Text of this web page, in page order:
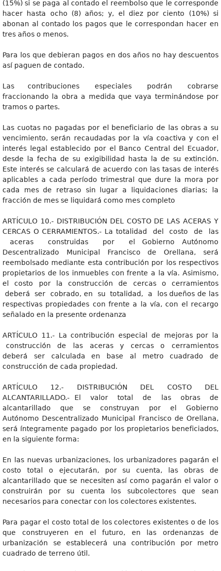
(15%) si se paga al contado el reembolso que le corresponde
hacer hasta ocho (8) años; y, el diez por ciento (10%) si
abonan al contado los pagos que le correspondan hacer en
tres años o menos.
Para los que debieran pagos en dos años no hay descuentos
así paguen de contado.
Las contribuciones especiales podrán cobrarse
fraccionando la obra a medida que vaya terminándose por
tramos o partes.
Las cuotas no pagadas por el beneficiario de las obras a su
vencimiento, serán recaudadas por la vía coactiva y con el
interés legal establecido por el Banco Central del Ecuador,
desde la fecha de su exigibilidad hasta la de su extinción.
Este interés se calculará de acuerdo con las tasas de interés
aplicables a cada período trimestral que dure la mora por
cada mes de retraso sin lugar a liquidaciones diarias; la
fracción de mes se liquidará como mes completo
ARTÍCULO 10.- DISTRIBUCIÓN DEL COSTO DE LAS ACERAS Y
CERCAS O CERRAMIENTOS.- La totalidad del costo de las
aceras construidas por el Gobierno Autónomo
Descentralizado Municipal Francisco de Orellana, será
reembolsado mediante esta contribución por los respectivos
propietarios de los inmuebles con frente a la vía. Asimismo,
el costo por la construcción de cercas o cerramientos
deberá ser cobrado, en su totalidad, a los dueños de las
respectivas propiedades con frente a la vía, con el recargo
señalado en la presente ordenanza
ARTÍCULO 11.- La contribución especial de mejoras por la
construcción de las aceras y cercas o cerramientos
deberá ser calculada en base al metro cuadrado de
construcción de cada propiedad.
ARTÍCULO 12.- DISTRIBUCIÓN DEL COSTO DEL
ALCANTARILLADO.- El valor total de las obras de
alcantarillado que se construyan por el Gobierno
Autónomo Descentralizado Municipal Francisco de Orellana,
será íntegramente pagado por los propietarios beneficiados,
en la siguiente forma:
En las nuevas urbanizaciones, los urbanizadores pagarán el
costo total o ejecutarán, por su cuenta, las obras de
alcantarillado que se necesiten así como pagarán el valor o
construirán por su cuenta los subcolectores que sean
necesarios para conectar con los colectores existentes.
Para pagar el costo total de los colectores existentes o de los
que construyeren en el futuro, en las ordenanzas de
urbanización se establecerá una contribución por metro
cuadrado de terreno útil.